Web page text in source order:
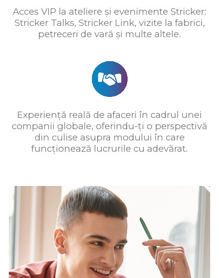
Acces VIP la ateliere și evenimente Stricker:
Stricker Talks, Stricker Link, vizite la fabrici,
petreceri de vară și multe altele.
Experiență reală de afaceri în cadrul unei
companii globale, oferindu-ți o perspectivă
din culise asupra modului în care
funcționează lucrurile cu adevărat.